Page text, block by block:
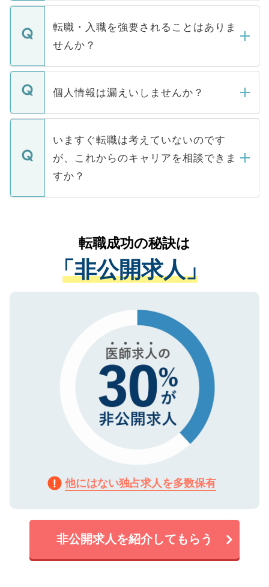
ます。通常、5営業日以内にはご連絡をせて
いただきますので、しばらくお待ちくださ
マイナビDOCTORで取り扱っている求人の
うち約3割は、Webサイトからご覧いただ
けない「非公開求人」です。非公開求人は
下記の理由によって、一般には公開してい
ません。
■応募殺到を避けるため 人気のある医療機
関を公にしてしまうと、応募が殺到する場
に、医療機関が求める条件に合った人材の
みを人材紹介会社に依頼するケースが増え
ています。
転職・入職を強要されることはありま
せんか？
転職・入職を強要することは一切ありませ
ん。また、仮に応募先から内定をいただい
定を承諾する必要はありません。内定先へ
の辞退の連絡はキャリアパートナーが行い
個人情報は漏えいしませんか？
個人情報が漏えいすることはありませんの
で、ご安心ください。当サイトからの登録
などで収集したご登録者様の個人情報は、
ご本人のキャリアアップおよび転職活動の
支援を目的に使用いたします。お預かりし
ているすべての個人データはご本人の許可
は、個人情報の取り扱いについての厳密な
管理基準を満たした事業者のみに付与され
る、プライバシーマークを取得済みです。
で、機密保持に関してもご安心ください。
いますぐ転職は考えていないのです
が、これからのキャリアを相談できま
すか？
かがいして、現在の医療機関の状況や紹介
経験をまじえながら、適切なアドバイスを
させていただきます。すぐにご転職をされ
ない方には、長期的なサポートが可能です
ので、まずはご登録ください。
転職成功の秘訣は
「非公開求人」
他にはない独占求人を多数保有
非公開求人を紹介してもらう